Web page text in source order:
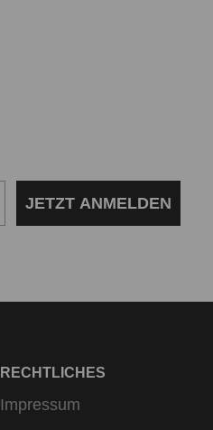
JETZT ANMELDEN
RECHTLICHES
Impressum